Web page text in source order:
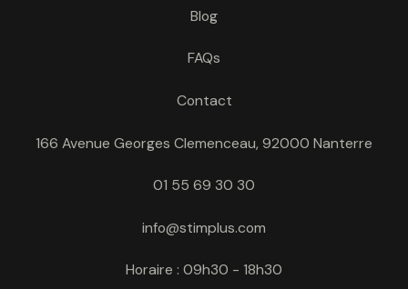
Blog
FAQs
Contact
166 Avenue Georges Clemenceau, 92000 Nanterre
01 55 69 30 30
info@stimplus.com
Horaire : 09h30 - 18h30